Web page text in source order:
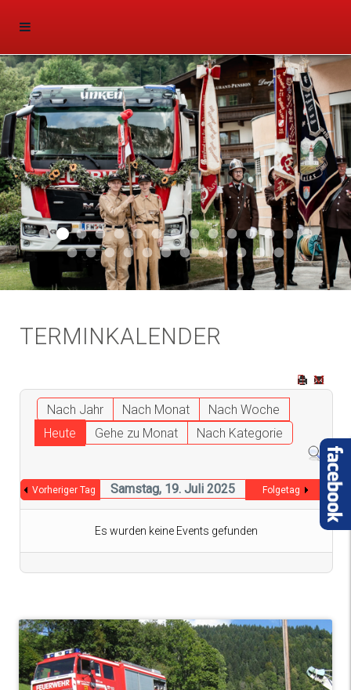
Aktuell 046
Aktuell 047
Start 011Aktuell 044
Aktuell 043
Aktuell 041
Aktuell 042
Aktuell 035
Aktuell 031
Aktuell 032
Aktuell 033
Aktuell 029
Aktuell 027
Aktuell 026
Start
Aktuell 024
Aktuell 019
Auto 010Start 010Start 002
Auto 002
Auto 009Auto 006Start 008
Start 005Start 003Start 006
TERMINKALENDER
Nach Jahr Nach Monat
Nach Woche
Heute
Gehe zu Monat Nach Kategorie
Vorheriger Tag Samstag, 19. Juli 2025 Folgetag
Es wurden keine Events gefunden